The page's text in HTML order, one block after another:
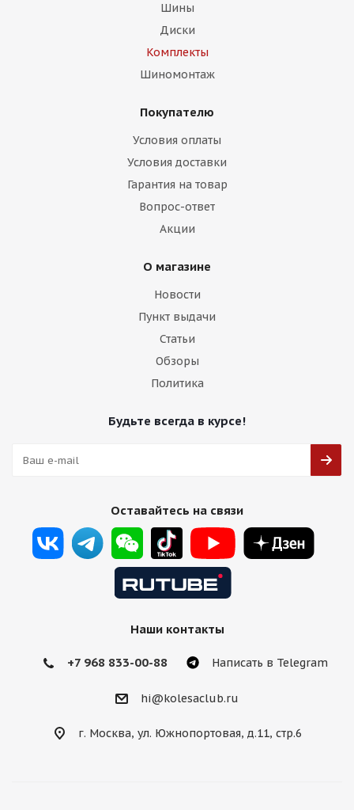
Шины
Диски
Комплекты
Шиномонтаж
Покупателю
Условия оплаты
Условия доставки
Гарантия на товар
Вопрос-ответ
Акции
О магазине
Новости
Пункт выдачи
Статьи
Обзоры
Политика
Будьте всегда в курсе!
Оставайтесь на связи
Наши контакты
+7 968 833-00-88 Написать в Telegram
hi@kolesaclub.ru
г. Москва, ул. Южнопортовая, д.11, стр.6